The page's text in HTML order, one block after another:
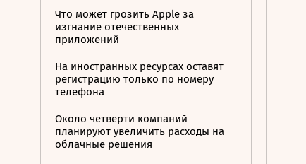
Что может грозить Apple за
изгнание отечественных
приложений
На иностранных ресурсах оставят
регистрацию только по номеру
телефона
Около четверти компаний
планируют увеличить расходы на
облачные решения